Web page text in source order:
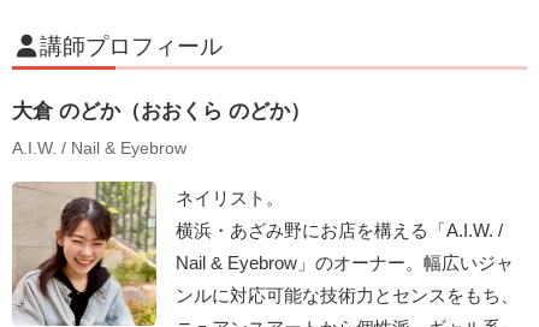
講師プロフィール
大倉 のどか（おおくら のどか）
A.I.W. / Nail & Eyebrow
ネイリスト。
横浜・あざみ野にお店を構える「A.I.W. /
Nail & Eyebrow」のオーナー。幅広いジャ
ンルに対応可能な技術力とセンスをもち、